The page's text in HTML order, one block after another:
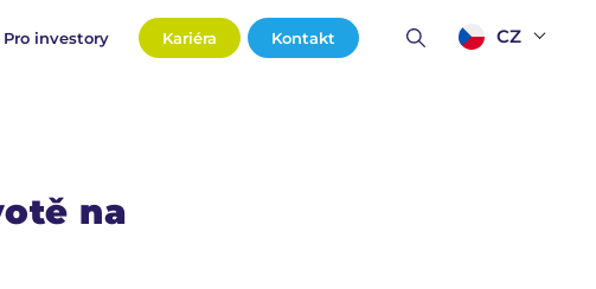
Pro investory Kariéra Kontakt CZ
na